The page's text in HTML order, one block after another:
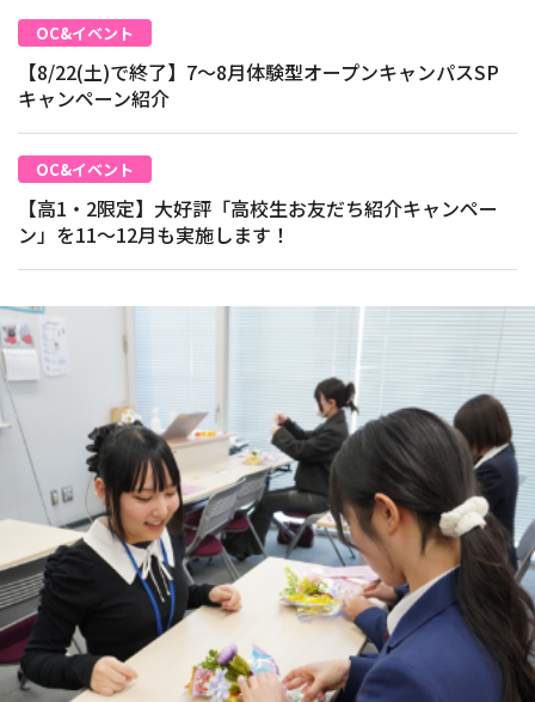
OC&イベント
【8/22(土)で終了】7～8月体験型オープンキャンパスSP
キャンペーン紹介
OC&イベント
【高1・2限定】大好評「高校生お友だち紹介キャンペー
ン」を11～12月も実施します！